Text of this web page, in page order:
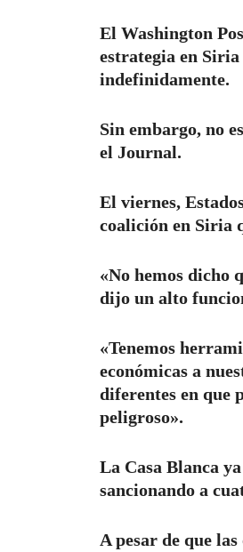
El Washington
estrategia en Siria
indefinidamente.
Sin embargo, no
el Journal.
El viernes,
coalición en Siria
«No hemos dicho
dijo un alto
«Tenemos
económicas a
diferentes en que
peligroso».
La Casa Blanca
sancionando a
A pesar de que